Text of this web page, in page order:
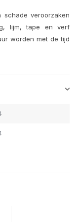
veroorzaken
lijm, tape en verf
worden met de tijd